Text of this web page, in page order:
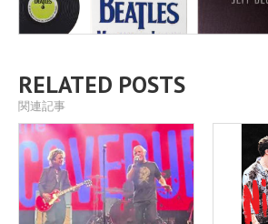
RELATED POSTS
関連記事